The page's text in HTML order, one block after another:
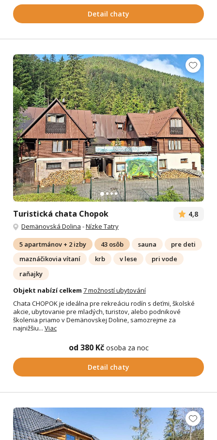
Detail chaty
Turistická chata Chopok 4,8
Demänovská Dolina -Nízke Tatry
5 apartmánov + 2 izby 43 osôb sauna
pre deti
maznáčikovia vítaní
krb v lese
pri vode
raňajky
Objekt nabízí celkem 7 možností ubytování
Chata CHOPOK je ideálna pre rekreáciu rodín s deťmi, školské
akcie, ubytovanie pre mladých, turistov, alebo podnikové
školenia priamo v Demänovskej Doline, samozrejme za
najnižšiu... Viac
od 380 Kč osoba za noc
Detail chaty